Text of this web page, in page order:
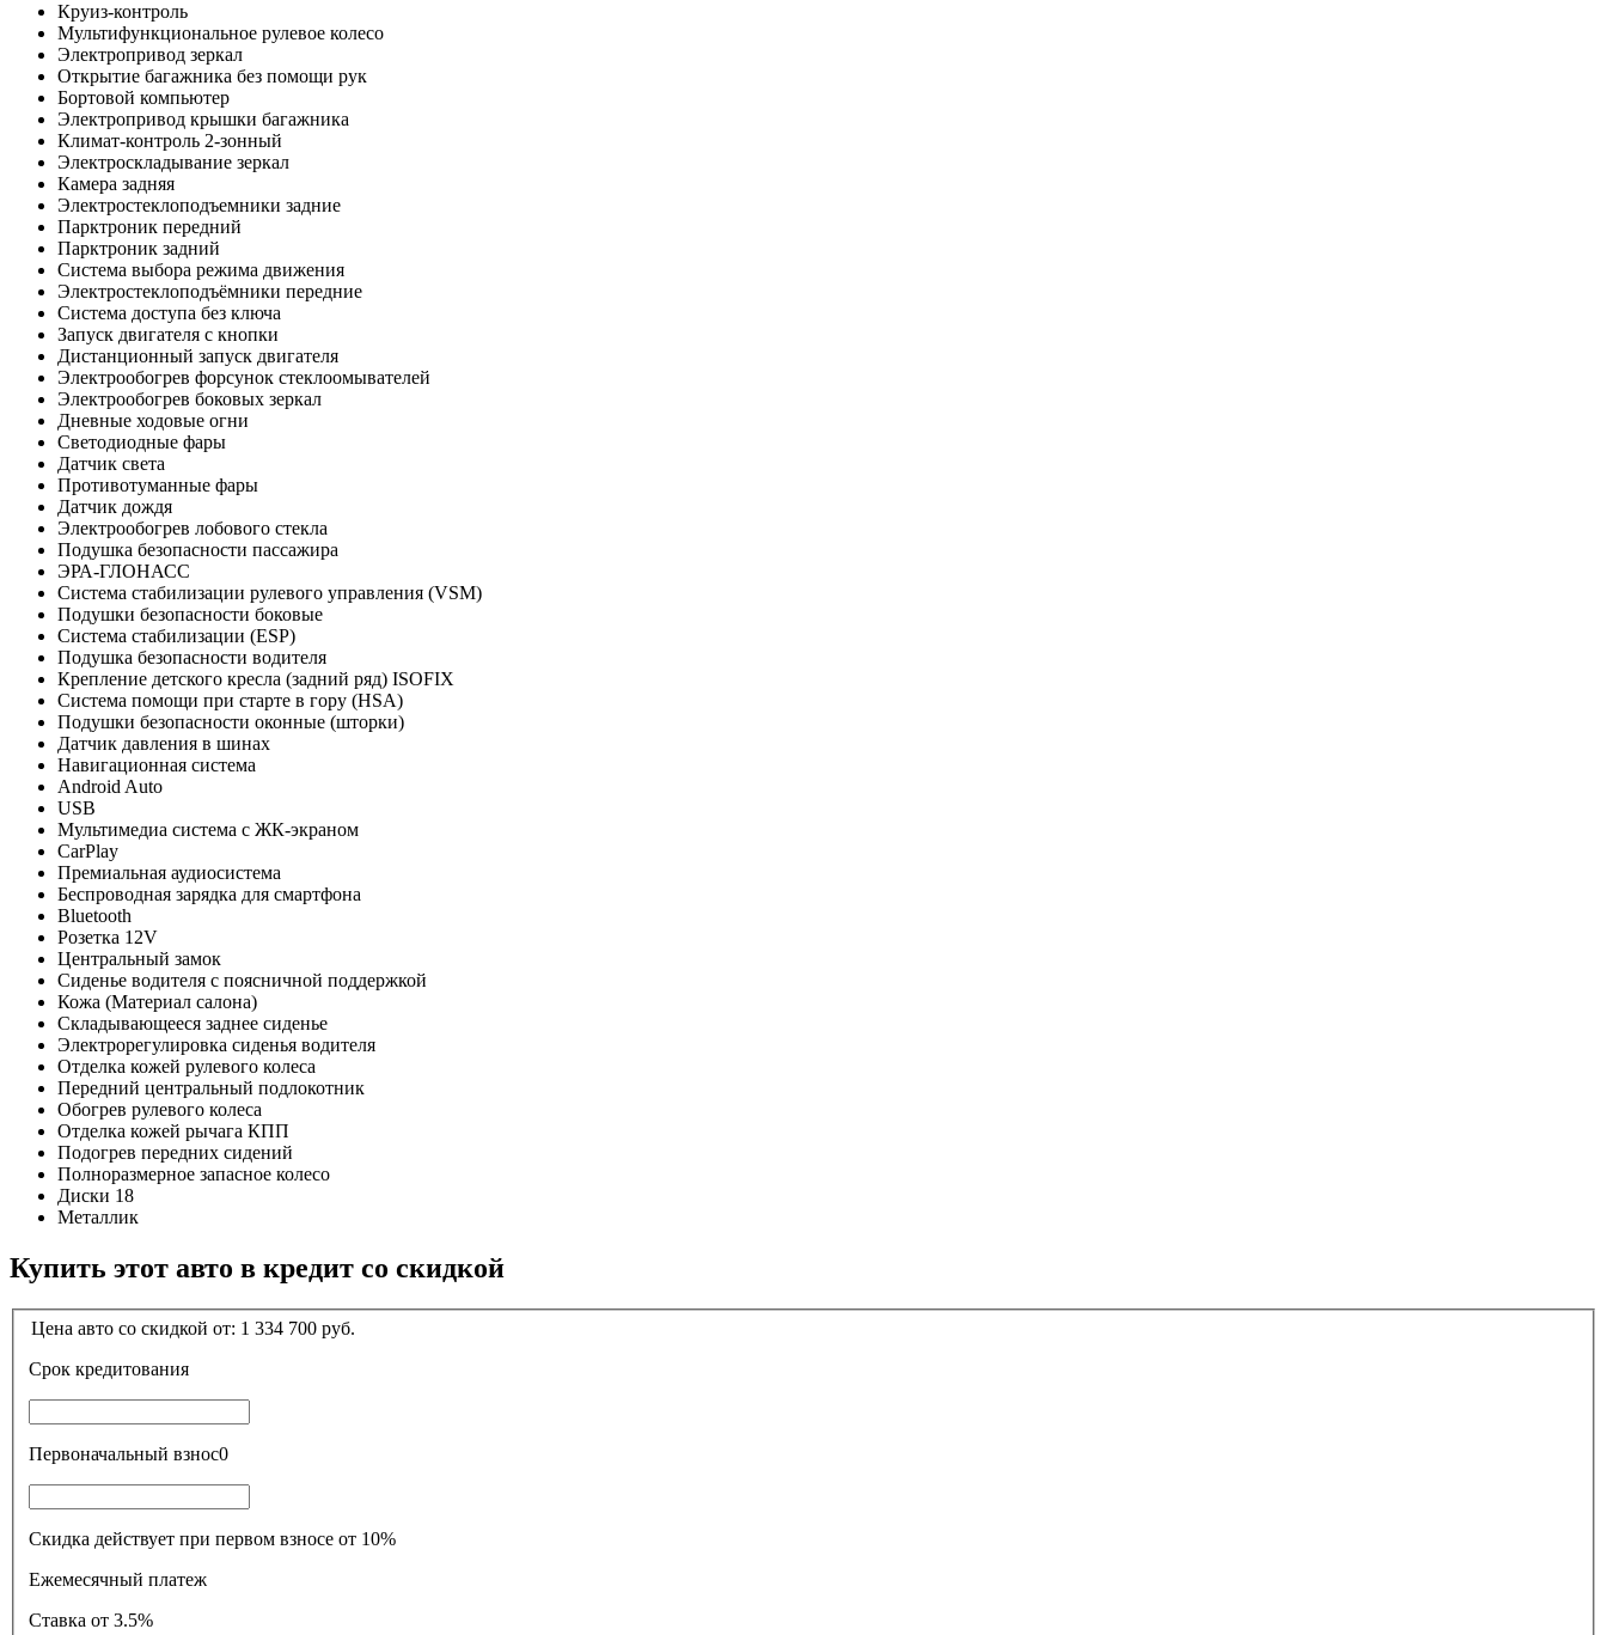
Круиз-контроль
Мультифункциональное рулевое колесо
Электропривод зеркал
Открытие багажника без помощи рук
Бортовой компьютер
Электропривод крышки багажника
Климат-контроль 2-зонный
Электроскладывание зеркал
Камера задняя
Электростеклоподъемники задние
Парктроник передний
Парктроник задний
Система выбора режима движения
Электростеклоподъёмники передние
Система доступа без ключа
Запуск двигателя с кнопки
Дистанционный запуск двигателя
Электрообогрев форсунок стеклоомывателей
Электрообогрев боковых зеркал
Дневные ходовые огни
Светодиодные фары
Датчик света
Противотуманные фары
Датчик дождя
Электрообогрев лобового стекла
Подушка безопасности пассажира
ЭРА-ГЛОНАСС
Система стабилизации рулевого управления (VSM)
Подушки безопасности боковые
Система стабилизации (ESP)
Подушка безопасности водителя
Крепление детского кресла (задний ряд) ISOFIX
Система помощи при старте в гору (HSA)
Подушки безопасности оконные (шторки)
Датчик давления в шинах
Навигационная система
Android Auto
USB
Мультимедиа система с ЖК-экраном
CarPlay
Премиальная аудиосистема
Беспроводная зарядка для смартфона
Bluetooth
Розетка 12V
Центральный замок
Сиденье водителя с поясничной поддержкой
Кожа (Материал салона)
Складывающееся заднее сиденье
Электрорегулировка сиденья водителя
Отделка кожей рулевого колеса
Передний центральный подлокотник
Обогрев рулевого колеса
Отделка кожей рычага КПП
Подогрев передних сидений
Полноразмерное запасное колесо
Диски 18
Металлик
Купить этот авто в кредит со скидкой
Цена авто со скидкой от: 1 334 700 руб.
Срок кредитования
Первоначальный взнос0
Скидка действует при первом взносе от 10%
Ежемесячный платеж
Ставка от 3.5%